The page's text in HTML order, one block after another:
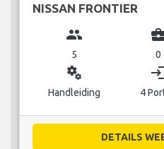
NISSAN FRONTIER
group
5 0
miscellaneous_services
Handleiding 4
DETAILS